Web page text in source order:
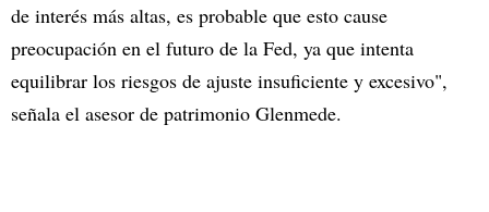
de interés más altas, es probable que esto cause
preocupación en el futuro de la Fed, ya que intenta
equilibrar los riesgos de ajuste insuficiente y excesivo",
señala el asesor de patrimonio Glenmede.